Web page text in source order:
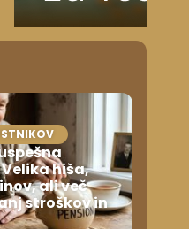
hiša,
ali več
stroškov in